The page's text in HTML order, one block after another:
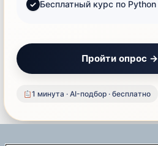
Бесплатный курс по Python
Пройти опрос →
1 минута · AI-подбор · бесплатно